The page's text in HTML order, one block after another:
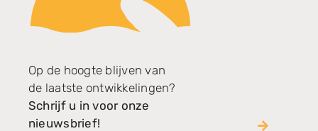
Op de hoogte blijven van
de laatste ontwikkelingen?
Schrijf u in voor onze
nieuwsbrief!